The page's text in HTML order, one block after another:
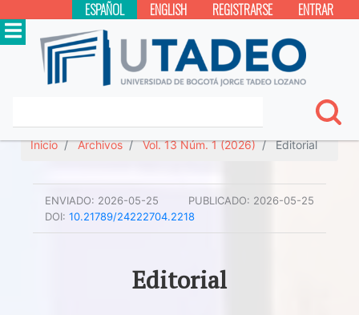
ESPAÑOL ENGLISH REGISTRARSE ENTRAR
Inicio Archivos Vol. 13 Núm. 1 (2026) Editorial
ENVIADO: 2026-05-25 PUBLICADO: 2026-05-25
DOI:10.21789/24222704.2218
Editorial